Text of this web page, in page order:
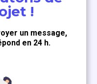
!
un message,
en 24 h.